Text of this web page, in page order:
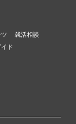
就活相談
ド